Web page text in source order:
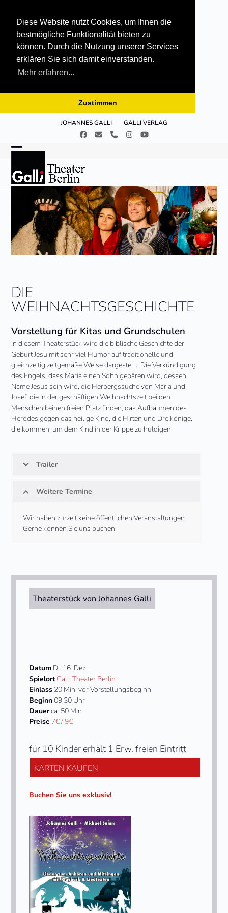
Diese Website nutzt Cookies, um Ihnen die
bestmögliche Funktionalität bieten zu
können. Durch die Nutzung unserer Services
erklären Sie sich damit einverstanden.
Mehr erfahren...
Zustimmen
JOHANNES GALLI GALLI VERLAG
Facebook
E- TelefonInstagramYouTube
mobile
menu
mobile
menu
DIE
WEIHNACHTSGESCHICHTE
Vorstellung für Kitas und Grundschulen
In diesem Theaterstück wird die biblische Geschichte der
Geburt Jesu mit sehr viel Humor auf traditionelle und
gleichzeitig zeitgemäße Weise dargestellt: Die Verkündigung
des Engels, dass Maria einen Sohn gebären wird, dessen
Name Jesus sein wird, die Herbergssuche von Maria und
Josef, die in der geschäftigen Weihnachtszeit bei den
Menschen keinen freien Platz finden, das Aufbäumen des
Herodes gegen das heilige Kind, die Hirten und Dreikönige,
die kommen, um dem Kind in der Krippe zu huldigen.
Trailer
Weitere Termine
Wir haben zurzeit keine öffentlichen Veranstaltungen.
Gerne können Sie uns buchen.
Theaterstück von Johannes Galli
Datum Di. 16. Dez.
SpielortGalli Theater Berlin
Einlass 20 Min. vor Vorstellungsbeginn
Beginn09:30 Uhr
Dauerca. 50 Min
Preise 7€ / 9€
für 10 Kinder erhält 1 Erw. freien Eintritt
KARTEN KAUFEN
Buchen Sie uns exklusiv!